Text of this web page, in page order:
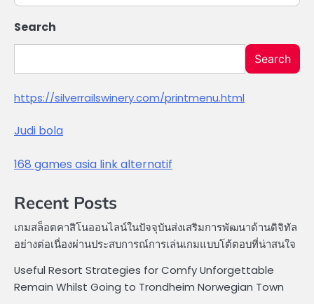
Search
Search
https://silverrailswinery.com/printmenu.html
Judi bola
168 games asia link alternatif
Recent Posts
เกมสล็อตคาสิโนออนไลน์ในปัจจุบันส่งเสริมการพัฒนาด้านดิจิทัล
อย่างต่อเนื่องผ่านประสบการณ์การเล่นเกมแบบโต้ตอบที่น่าสนใจ
Useful Resort Strategies for Comfy Unforgettable
Remain Whilst Going to Trondheim Norwegian Town